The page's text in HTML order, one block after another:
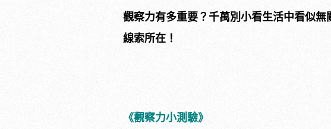
觀察力有多重要？千萬別小看生活中看似
線索所在！
《觀察力小測驗》